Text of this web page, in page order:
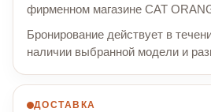
фирменном магазине CAT
Бронирование действует в
наличии выбранной модели и
ДОСТАВКА